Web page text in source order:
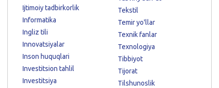
Ijtimoiy tadbirkorlik
Informatika
Ingliz tili
Innovatsiyalar
Inson huquqlari
Investitsion tahlil
Investitsiya
Tekstil
Temir yo'llar
Texnik fanlar
Texnologiya
Tibbiyot
Tijorat
Tilshunoslik